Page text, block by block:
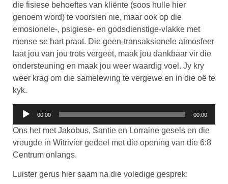
die fisiese behoeftes van kliënte (soos hulle hier
genoem word) te voorsien nie, maar ook op die
emosionele-, psigiese- en godsdienstige-vlakke met
mense se hart praat. Die geen-transaksionele atmosfeer
laat jou van jou trots vergeet, maak jou dankbaar vir die
ondersteuning en maak jou weer waardig voel. Jy kry
weer krag om die samelewing te vergewe en in die oë te
kyk.
Klankspeler
00:00 00:00
Ons het met Jakobus, Santie en Lorraine gesels en die
vreugde in Witrivier gedeel met die opening van die 6:8
Centrum onlangs.
Luister gerus hier saam na die voledige gesprek: